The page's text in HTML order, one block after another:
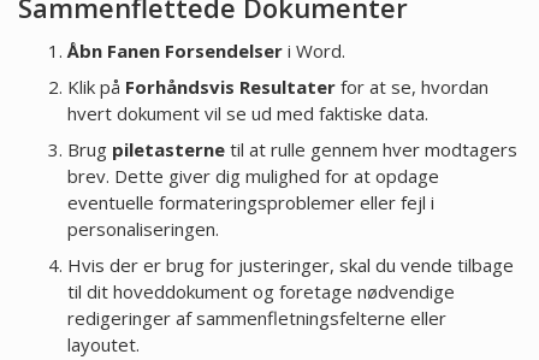
Åbn Fanen Forsendelseri Word.
Klik på Forhåndsvis Resultaterfor at se, hvordan
hvert dokument vil se ud med faktiske data.
Brug piletasternetil at rulle gennem hver modtagers
brev. Dette giver dig mulighed for at opdage
eventuelle formateringsproblemer eller fejl i
personaliseringen.
Hvis der er brug for justeringer, skal du vende tilbage
til dit hoveddokument og foretage nødvendige
redigeringer af sammenfletningsfelterne eller
layoutet.